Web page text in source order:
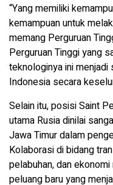
“Yang memiliki
kemampuan untuk
memang Perguruan
Perguruan Tinggi yang
teknologinya ini
Indonesia secara
Selain itu, posisi Saint
utama Rusia dinilai
Jawa Timur dalam
Kolaborasi di bidang
pelabuhan, dan
peluang baru yang